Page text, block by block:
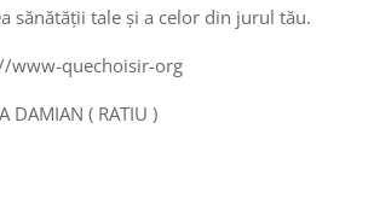
sănătății tale și a celor din jurul tău.
www-quechoisir-org
DAMIAN ( RATIU )